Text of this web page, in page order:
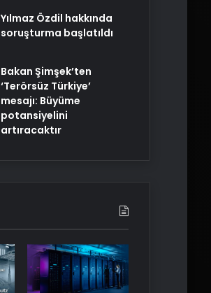
Yılmaz Özdil hakkında
soruşturma başlatıldı
Bakan Şimşek’ten
‘Terörsüz Türkiye’
mesajı: Büyüme
potansiyelini
artıracaktır